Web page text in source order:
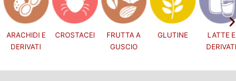
CROSTACEI
FRUTTA A
GLUTINE
LATTE E
LUPINI